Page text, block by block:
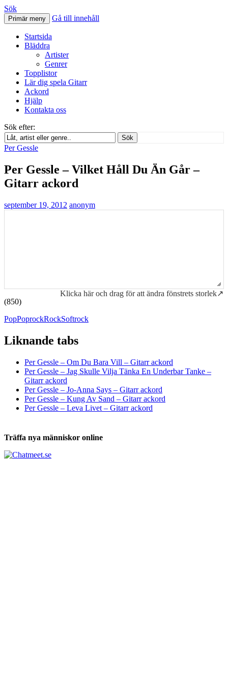
Svenskatabs.se
Sök
Primär meny Gå till innehåll
Startsida
Bläddra
Artister
Genrer
Topplistor
Lär dig spela Gitarr
Ackord
Hjälp
Kontakta oss
Sök efter:
Sök
Per Gessle
Per Gessle – Vilket Håll Du Än Går –
Gitarr ackord
september 19, 2012 anonym
Klicka här och drag för att ändra fönstrets storlek↗
(850)
PopPoprockRockSoftrock
Liknande tabs
Per Gessle – Om Du Bara Vill – Gitarr ackord
Per Gessle – Jag Skulle Vilja Tänka En Underbar Tanke –
Gitarr ackord
Per Gessle – Jo-Anna Says – Gitarr ackord
Per Gessle – Kung Av Sand – Gitarr ackord
Per Gessle – Leva Livet – Gitarr ackord
Träffa nya människor online